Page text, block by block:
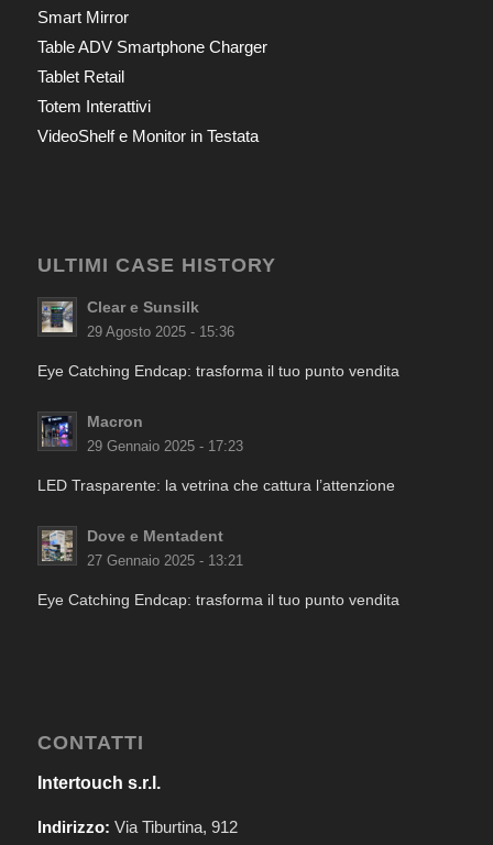
Smart Mirror
Table ADV Smartphone Charger
Tablet Retail
Totem Interattivi
VideoShelf e Monitor in Testata
ULTIMI CASE HISTORY
Clear e Sunsilk
29 Agosto 2025 - 15:36
Eye Catching Endcap: trasforma il tuo punto vendita
Macron
29 Gennaio 2025 - 17:23
LED Trasparente: la vetrina che cattura l’attenzione
Dove e Mentadent
27 Gennaio 2025 - 13:21
Eye Catching Endcap: trasforma il tuo punto vendita
CONTATTI
Intertouch s.r.l.
Indirizzo: Via Tiburtina, 912